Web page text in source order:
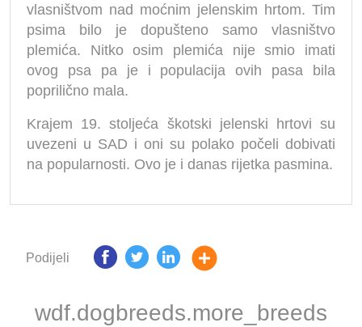
vlasništvom nad moćnim jelenskim hrtom. Tim
psima bilo je dopušteno samo vlasništvo
plemića. Nitko osim plemića nije smio imati
ovog psa pa je i populacija ovih pasa bila
poprilično mala.
Krajem 19. stoljeća škotski jelenski hrtovi su
uvezeni u SAD i oni su polako počeli dobivati
na popularnosti. Ovo je i danas rijetka pasmina.
Podijeli
wdf.dogbreeds.more_breeds